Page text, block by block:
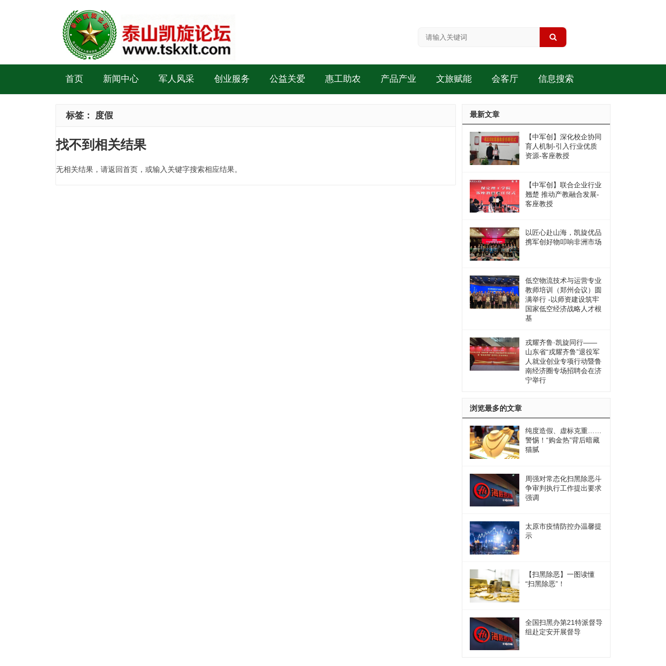
首页 新闻中心 军人风采 创业服务 公益关爱 惠工助农 产品产业 文旅赋能 会客厅 信息搜索
标签： 度假
找不到相关结果
无相关结果，请返回首页，或输入关键字搜索相应结果。
最新文章
【中军创】深化校企协同
育人机制-引入行业优质
资源-客座教授
【中军创】联合企业行业
翘楚 推动产教融合发展-
客座教授
以匠心赴山海，凯旋优品
携军创好物叩响非洲市场
低空物流技术与运营专业
教师培训（郑州会议）圆
满举行 -以师资建设筑牢
国家低空经济战略人才根
基
戎耀齐鲁·凯旋同行——
山东省“戎耀齐鲁”退役军
人就业创业专项行动暨鲁
南经济圈专场招聘会在济
宁举行
浏览最多的文章
纯度造假、虚标克重……
警惕！“购金热”背后暗藏
猫腻
周强对常态化扫黑除恶斗
争审判执行工作提出要求
强调
太原市疫情防控办温馨提
示
【扫黑除恶】一图读懂
“扫黑除恶”！
全国扫黑办第21特派督导
组赴定安开展督导